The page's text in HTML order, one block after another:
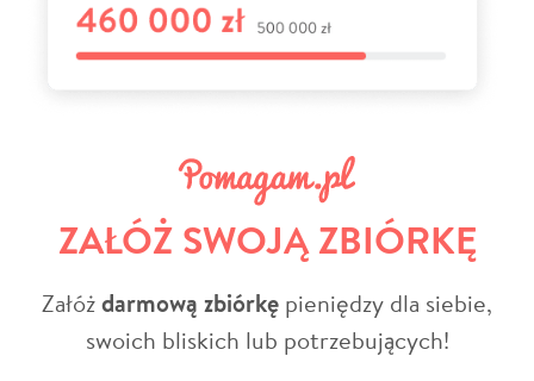
ZAŁÓŻ SWOJĄ ZBIÓRKĘ
Załóżdarmową zbiórkę pieniędzy dla siebie,
swoich bliskich lub potrzebujących!